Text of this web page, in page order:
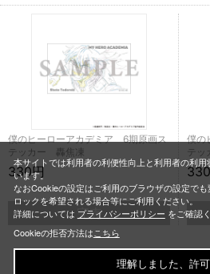
僕のヒーローアカデミア 6期原画ス
テッカー 轟焦凍
330円
完売
僕の
テ
本サイトでは利用者の利便性向上と利用者の利
います。
なおCookieの設定はご利用のブラウザの設定で
ロックを希望される場合等にご利用ください。
詳細については プライバシーポリシー をご確認
Cookieの拒否方法はこちら
理解しました、許